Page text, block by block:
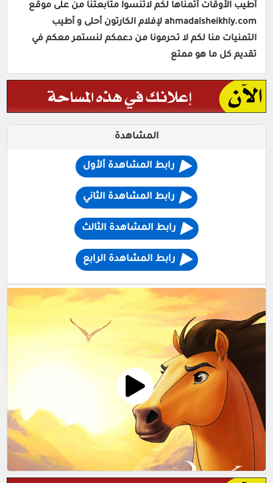
أطيب الأوقات أتمناها لكم لاتنسوا متابعتنا من على موقع
ahmadalsheikhly.com لإفلام الكارتون أحلى و أطيب
التمنيات منا لكم لا تحرمونا من دعمكم لنستمر معكم في
تقديم كل ما هو ممتع
المشاهدة
رابط المشاهدة ألأول
رابط المشاهدة الثاني
رابط المشاهدة الثالث
رابط المشاهدة الرابع